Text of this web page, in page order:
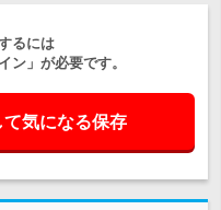
るには
ン」が必要です。
気になる保存